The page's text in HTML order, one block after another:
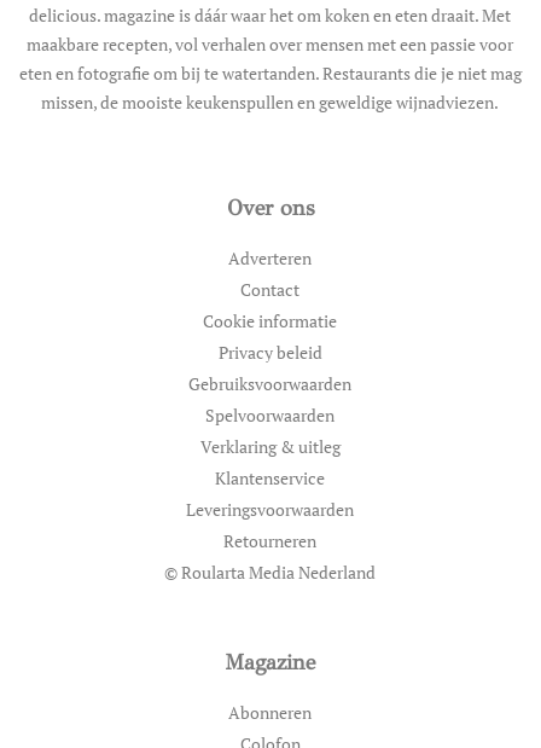
delicious. magazine is dáár waar het om koken en eten draait. Met
maakbare recepten, vol verhalen over mensen met een passie voor
eten en fotografie om bij te watertanden. Restaurants die je niet mag
missen, de mooiste keukenspullen en geweldige wijnadviezen.
Over ons
Adverteren
Contact
Cookie informatie
Privacy beleid
Gebruiksvoorwaarden
Spelvoorwaarden
Verklaring & uitleg
Klantenservice
Leveringsvoorwaarden
Retourneren
© Roularta Media Nederland
Magazine
Abonneren